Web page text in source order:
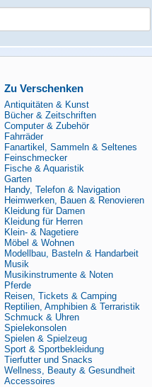
Zu Verschenken
Antiquitäten & Kunst
Bücher & Zeitschriften
Computer & Zubehör
Fahrräder
Fanartikel, Sammeln & Seltenes
Feinschmecker
Fische & Aquaristik
Garten
Handy, Telefon & Navigation
Heimwerken, Bauen & Renovieren
Kleidung für Damen
Kleidung für Herren
Klein- & Nagetiere
Möbel & Wohnen
Modellbau, Basteln & Handarbeit
Musik
Musikinstrumente & Noten
Pferde
Reisen, Tickets & Camping
Reptilien, Amphibien & Terraristik
Schmuck & Uhren
Spielekonsolen
Spielen & Spielzeug
Sport & Sportbekleidung
Tierfutter und Snacks
Wellness, Beauty & Gesundheit
Accessoires